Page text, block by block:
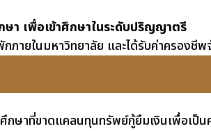
า เพื่อเข้าศึกษาในระดับปริญญาตรี
ภายในมหาวิทยาลัย และได้รับค่าครอง
ษาที่ขาดแคลนทุนทรัพย์กู้ยืมเงินเพื่อเป็น